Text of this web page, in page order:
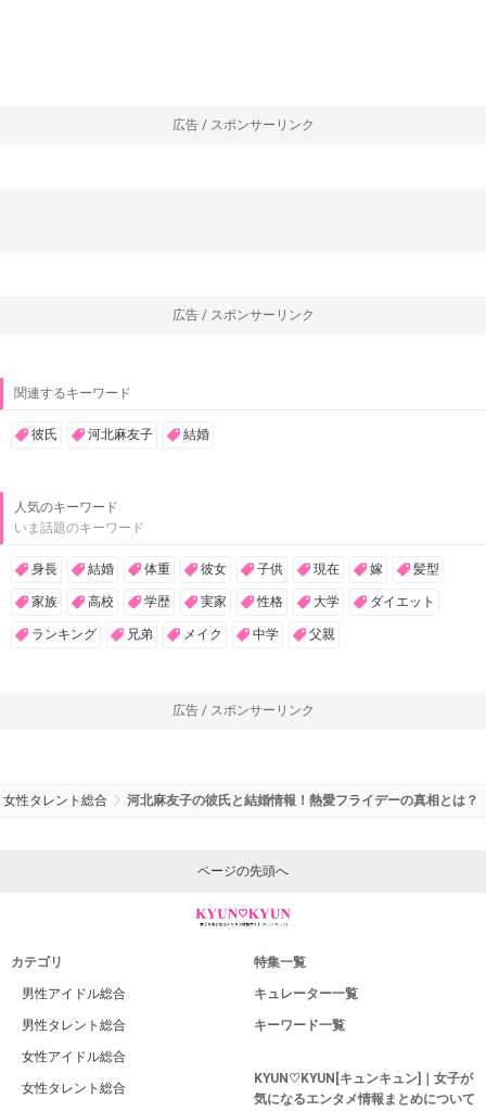
広告 / スポンサーリンク
広告 / スポンサーリンク
関連するキーワード
彼氏 河北麻友子 結婚
人気のキーワード
いま話題のキーワード
身長 結婚 体重 彼女 子供 現在 嫁 髪型
家族 高校 学歴 実家 性格 大学 ダイエット
ランキング 兄弟 メイク 中学 父親
広告 / スポンサーリンク
女性タレント総合 河北麻友子の彼氏と結婚情報！熱愛フライデーの真相とは？
ページの先頭へ
カテゴリ
男性アイドル総合
男性タレント総合
女性アイドル総合
女性タレント総合
特集一覧
キュレーター一覧
キーワード一覧
KYUN♡KYUN[キュンキュン]｜女子が
気になるエンタメ情報まとめについて